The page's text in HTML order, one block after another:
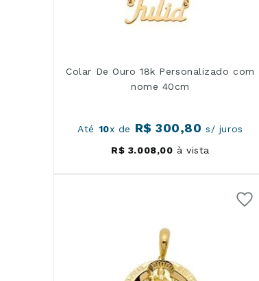
Colar De Ouro 18k Personalizado com
nome 40cm
Até 10x de R$ 300,80 s/ juros
R$ 3.008,00 à vista